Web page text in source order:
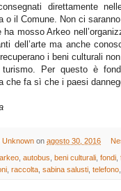
direttamente
o il Comune. Non ci saranno
ha mosso Arkeo
dell’arte ma anche
i beni culturali
Per questo è
che fa sì che i paesi
Unknown on agosto 30, 2016
arkeo autobus beni culturali fondi
raccolta sabina salusti telefono